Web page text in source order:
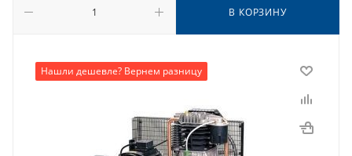
В КОРЗИНУ
Нашли дешевле? Вернем разницу